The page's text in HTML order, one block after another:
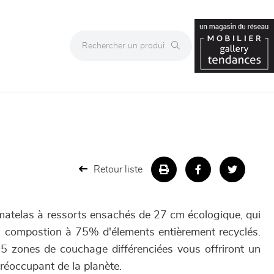
Retour liste
à ressorts ensachés de 27 cm écologique, qui
à 75% d'élements entièrement recyclés.
zones de couchage différenciées vous offriront un
de la planète.